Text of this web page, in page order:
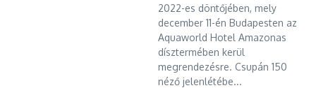
2022-es döntőjében, mely
december 11-én Budapesten az
Aquaworld Hotel Amazonas
dísztermében kerül
megrendezésre. Csupán 150
néző jelenlétébe...